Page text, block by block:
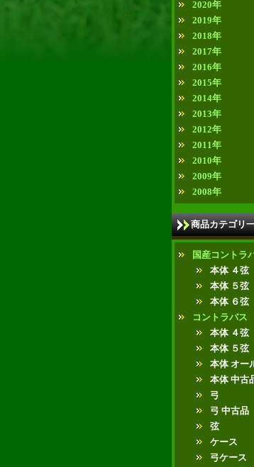
2020年
2019年
2018年
2017年
2016年
2015年
2014年
2013年
2012年
2011年
2010年
2009年
2008年
商品カテゴリ
国産コントラ
本体 ４弦
本体 ５弦
本体 ６弦
コントラバス
本体 ４弦
本体 ５弦
本体 オー
本体 中古
弓
弓 中古品
弦
ケース
弓ケース